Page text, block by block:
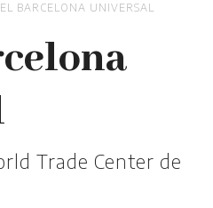
BARCELONA UNIVERSAL
Trade Center de